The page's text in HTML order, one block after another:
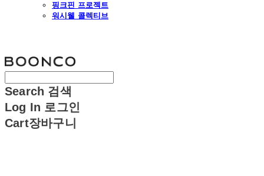
핑크핀 프로젝트
워시웰 콜렉티브
Search 검색
Log In 로그인
Cart장바구니